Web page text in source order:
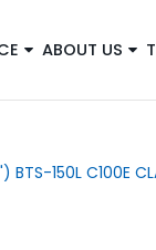
ABOUT US
150L C100E